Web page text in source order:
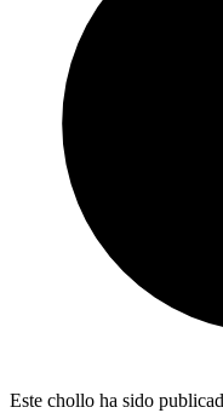
Este chollo ha sido